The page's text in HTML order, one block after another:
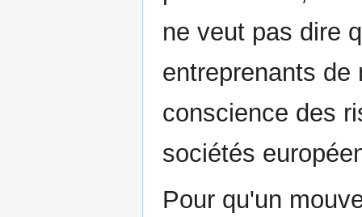
ne veut pas dire
entreprenants de
conscience des
sociétés
Pour qu'un